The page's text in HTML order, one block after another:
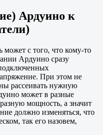
Ардуино к
с того, что кому-то
Ардуино сразу
При этом не
рассеивать нужную
может в разные
мощность, а значит
должно изменяться, что
так его назовем,